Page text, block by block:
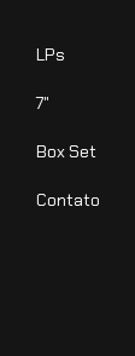
LPs
7"
Box Set
Contato